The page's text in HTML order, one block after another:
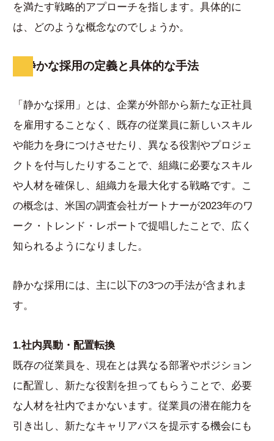
を満たす戦略的アプローチを指します。具体的に
は、どのような概念なのでしょうか。
静かな採用の定義と具体的な手法
「静かな採用」とは、企業が外部から新たな正社員
を雇用することなく、既存の従業員に新しいスキル
や能力を身につけさせたり、異なる役割やプロジェ
クトを付与したりすることで、組織に必要なスキル
や人材を確保し、組織力を最大化する戦略です。こ
の概念は、米国の調査会社ガートナーが2023年のワ
ーク・トレンド・レポートで提唱したことで、広く
知られるようになりました。
静かな採用には、主に以下の3つの手法が含まれま
す。
1.社内異動・配置転換
既存の従業員を、現在とは異なる部署やポジション
に配置し、新たな役割を担ってもらうことで、必要
な人材を社内でまかないます。従業員の潜在能力を
引き出し、新たなキャリアパスを提示する機会にも